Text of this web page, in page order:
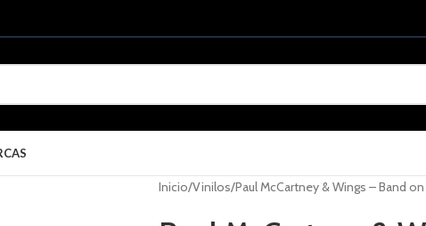
Inicio Vinilos Paul McCartney & Wings – Band